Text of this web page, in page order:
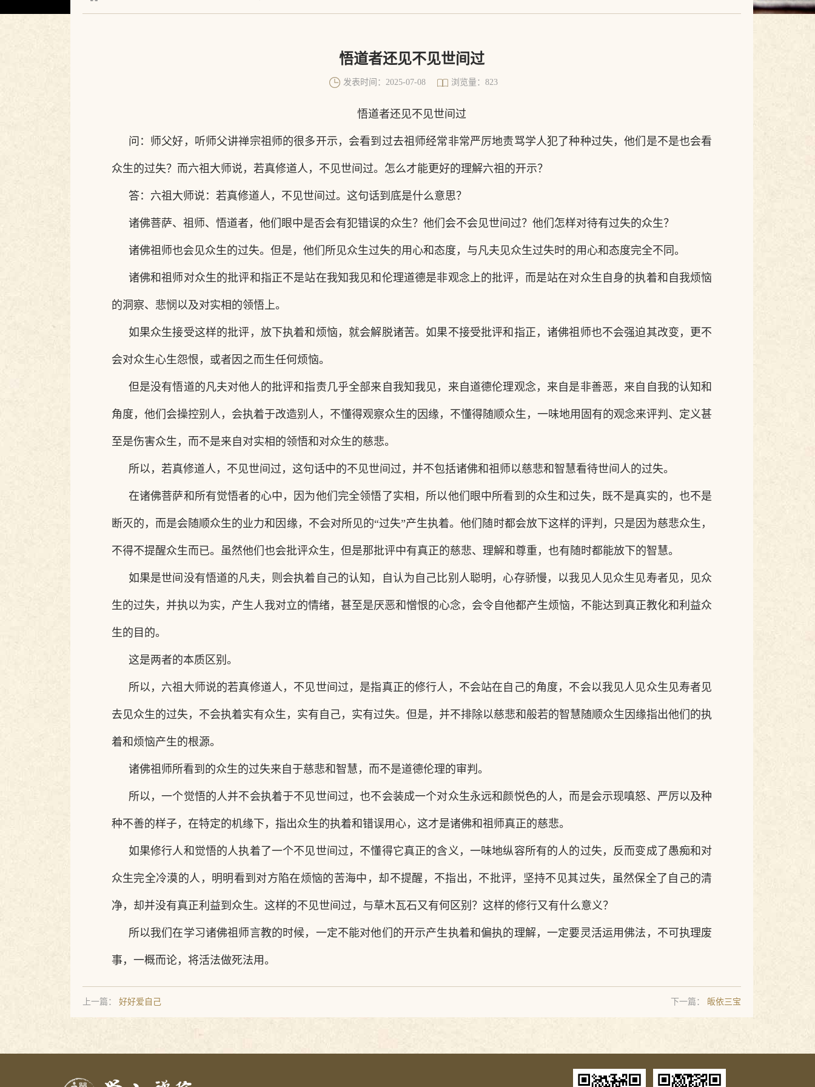
悟道者还见不见世间过
发表时间：2025-07-08 浏览量：823
悟道者还见不见世间过
问：师父好，听师父讲禅宗祖师的很多开示，会看到过去祖师经常非常严厉地责骂学人犯了种种过失，他们是不是也会看
众生的过失？而六祖大师说，若真修道人，不见世间过。怎么才能更好的理解六祖的开示？
答：六祖大师说：若真修道人，不见世间过。这句话到底是什么意思？
诸佛菩萨、祖师、悟道者，他们眼中是否会有犯错误的众生？他们会不会见世间过？他们怎样对待有过失的众生？
诸佛祖师也会见众生的过失。但是，他们所见众生过失的用心和态度，与凡夫见众生过失时的用心和态度完全不同。
诸佛和祖师对众生的批评和指正不是站在我知我见和伦理道德是非观念上的批评，而是站在对众生自身的执着和自我烦恼
的洞察、悲悯以及对实相的领悟上。
如果众生接受这样的批评，放下执着和烦恼，就会解脱诸苦。如果不接受批评和指正，诸佛祖师也不会强迫其改变，更不
会对众生心生怨恨，或者因之而生任何烦恼。
但是没有悟道的凡夫对他人的批评和指责几乎全部来自我知我见，来自道德伦理观念，来自是非善恶，来自自我的认知和
角度，他们会操控别人，会执着于改造别人，不懂得观察众生的因缘，不懂得随顺众生，一味地用固有的观念来评判、定义甚
至是伤害众生，而不是来自对实相的领悟和对众生的慈悲。
所以，若真修道人，不见世间过，这句话中的不见世间过，并不包括诸佛和祖师以慈悲和智慧看待世间人的过失。
在诸佛菩萨和所有觉悟者的心中，因为他们完全领悟了实相，所以他们眼中所看到的众生和过失，既不是真实的，也不是
断灭的，而是会随顺众生的业力和因缘，不会对所见的“过失”产生执着。他们随时都会放下这样的评判，只是 因为慈悲众生，
不得不提醒众生而已。虽然他们也会批评众生，但是那批评中有真正的慈悲、理解和尊重，也有随时都能放下的智慧。
如果是世间没有悟道的凡夫，则会执着自己的认知，自认为自己比别人聪明，心存骄慢，以我见人见众生见寿者见，见众
生的过失，并执以为实，产生人我对立的情绪，甚至是厌恶和憎恨的心念，会令自他都产生烦恼，不能达到真正教化和利益众
生的目的。
这是两者的本质区别。
所以，六祖大师说的若真修道人，不见世间过，是指真正的修行人，不会站在自己的角度，不会以我见人见众生见寿者见
去见众生的过失，不会执着实有众生，实有自己，实有过失。但是，并不排除以慈悲和般若的智慧随顺众生因缘指出他们的执
着和烦恼产生的根源。
诸佛祖师所看到的众生的过失来自于慈悲和智慧，而不是道德伦理的审判。
所以，一个觉悟的人并不会执着于不见世间过，也不会装成一个对众生永远和颜悦色的人，而是会示现嗔怒、严厉以及种
种不善的样子，在特定的机缘下，指出众生的执着和错误用心，这才是诸佛和祖师真正的慈悲。
如果修行人和觉悟的人执着了一个不见世间过，不懂得它真正的含义，一味地纵容所有的人的过失，反而变成了愚痴和对
众生完全冷漠的人，明明看到对方陷在烦恼的苦海中，却不提醒，不指出，不批评，坚持不见其过失，虽然保全了自己的清
净，却并没有真正利益到众生。这样的不见世间过，与草木瓦石又有何区别？这样的修行又有什么意义？
所以我们在学习诸佛祖师言教的时候，一定不能对他们的开示产生执着和偏执的理解，一定要灵活运用佛法，不可执理废
事，一概而论，将活法做死法用。
上一篇： 好好爱自己 下一篇： 皈依三宝